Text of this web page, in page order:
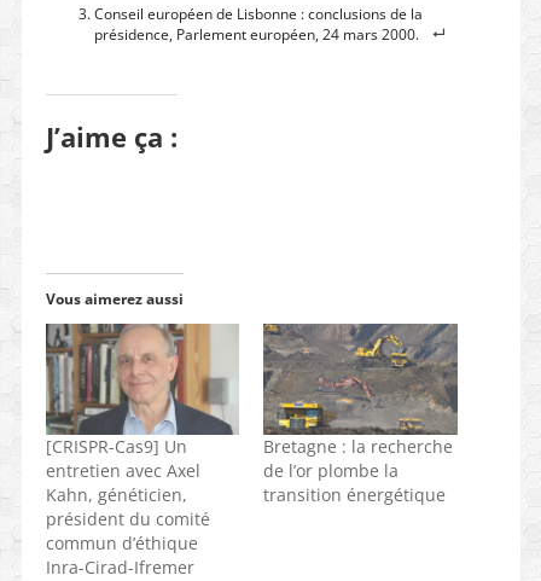
Conseil européen de Lisbonne : conclusions de la
présidence, Parlement européen, 24 mars 2000.
J’aime ça :
Vous aimerez aussi
[CRISPR-Cas9] Un
entretien avec Axel
Kahn, généticien,
président du comité
commun d’éthique
Inra-Cirad-Ifremer
Bretagne : la recherche
de l’or plombe la
transition énergétique